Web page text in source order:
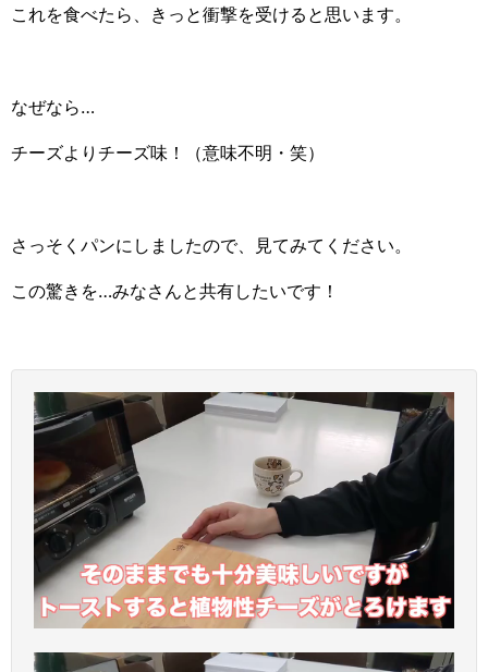
これを食べたら、きっと衝撃を受けると思います。
なぜなら…
チーズよりチーズ味！（意味不明・笑）
さっそくパンにしましたので、見てみてください。
この驚きを…みなさんと共有したいです！